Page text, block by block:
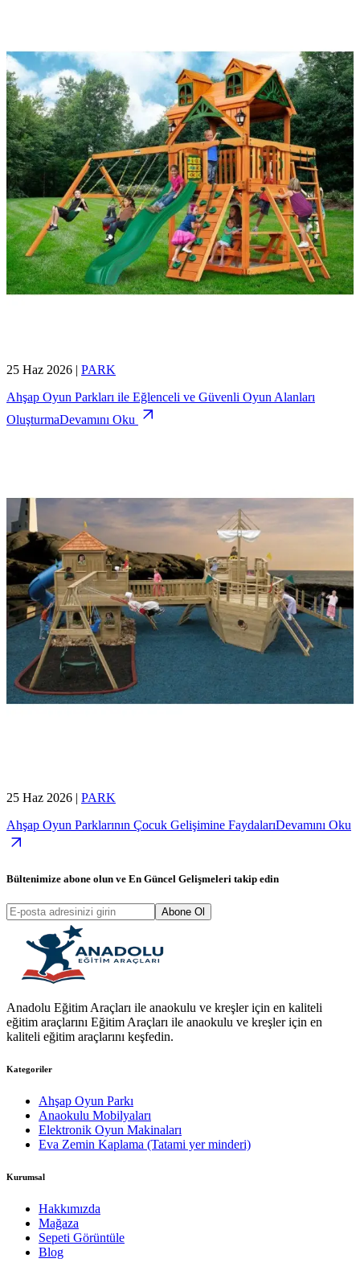
25 Haz 2026 | PARK
Ahşap Oyun Parkları ile Eğlenceli ve Güvenli Oyun Alanları
OluşturmaDevamını Oku
25 Haz 2026 | PARK
Ahşap Oyun Parklarının Çocuk Gelişimine FaydalarıDevamını Oku
Bültenimize abone olun ve En Güncel Gelişmeleri takip edin
Abone Ol
Anadolu Eğitim Araçları ile anaokulu ve kreşler için en kaliteli
eğitim araçlarını Eğitim Araçları ile anaokulu ve kreşler için en
kaliteli eğitim araçlarını keşfedin.
Kategoriler
Ahşap Oyun Parkı
Anaokulu Mobilyaları
Elektronik Oyun Makinaları
Eva Zemin Kaplama (Tatami yer minderi)
Kurumsal
Hakkımızda
Mağaza
Sepeti Görüntüle
Blog